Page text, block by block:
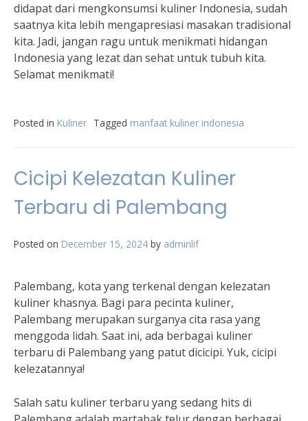
didapat dari mengkonsumsi kuliner Indonesia, sudah
saatnya kita lebih mengapresiasi masakan tradisional
kita. Jadi, jangan ragu untuk menikmati hidangan
Indonesia yang lezat dan sehat untuk tubuh kita.
Selamat menikmati!
Posted in Kuliner Tagged manfaat kuliner indonesia
Cicipi Kelezatan Kuliner
Terbaru di Palembang
Posted on December 15, 2024 by adminlif
Palembang, kota yang terkenal dengan kelezatan
kuliner khasnya. Bagi para pecinta kuliner,
Palembang merupakan surganya cita rasa yang
menggoda lidah. Saat ini, ada berbagai kuliner
terbaru di Palembang yang patut dicicipi. Yuk, cicipi
kelezatannya!
Salah satu kuliner terbaru yang sedang hits di